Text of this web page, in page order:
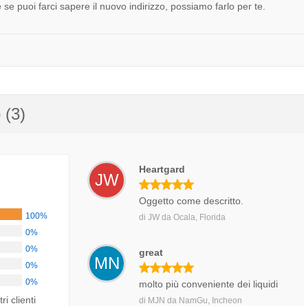
puoi farci sapere il nuovo indirizzo, possiamo farlo per te.
(3)
100%
0%
0%
0%
0%
clienti
JW
Heartgard
Oggetto come descritto.
diJW daOcala, Florida
MN
great
molto più conveniente dei liquidi
di MJN da NamGu, Incheon